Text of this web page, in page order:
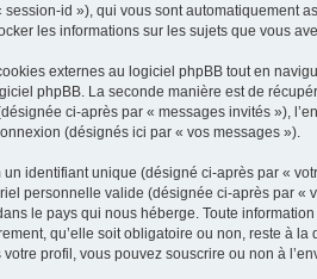
id »), qui vous sont automatiquement
les informations sur les sujets que vous
externes au logiciel phpBB tout en
phpBB. La seconde manière est de
ci-après par « messages invités »),
(désignés ici par « vos messages »).
identifiant unique (désigné ci-après par «
personnelle valide (désignée ci-après par
le pays qui nous héberge. Toute
qu’elle soit obligatoire ou non, reste à
profil, vous pouvez souscrire ou non à